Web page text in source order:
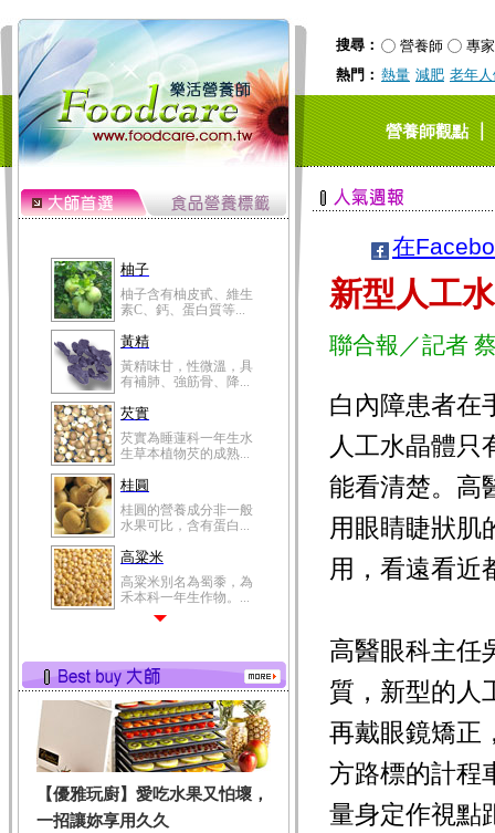
搜尋： 營養師
專家
熱門： 熱量 減肥 老年
營養師觀點｜
柚子
柚子含有柚皮甙、維生
素C、鈣、蛋白質等...
黃精
黃精味甘，性微溫，具
有補肺、強筋骨、降...
芡實
芡實為睡蓮科一年生水
生草本植物芡的成熟...
桂圓
桂圓的營養成分非一般
水果可比，含有蛋白...
高粱米
高粱米別名為蜀黍，為
禾本科一年生作物。...
有蛋白質、脂肪、磷...
鮪魚
鮪魚肚肉中的不飽和脂
肪酸內富含EPA和DH...
韭菜
韭菜所含的膳食纖維能
幫助消化與通便；揮...
【優雅玩廚】愛吃水果又怕壞，
一招讓妳享用久久
在
新型人工
聯合報／記者
白內障患者在
人工水晶體只
能看清楚。高
用眼睛睫狀肌
用，看遠看近
高醫眼科主任
質，新型的人
再戴眼鏡矯正
方路標的計程
量身定作視點